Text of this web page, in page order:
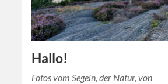
Hallo!
Fotos vom Segeln, der Natur, von